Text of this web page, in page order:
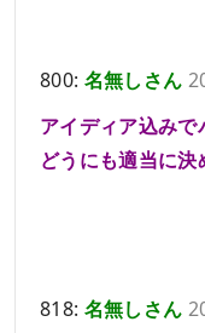
800: 名無しさん
アイディア込み
どうにも適当に
818: 名無しさん